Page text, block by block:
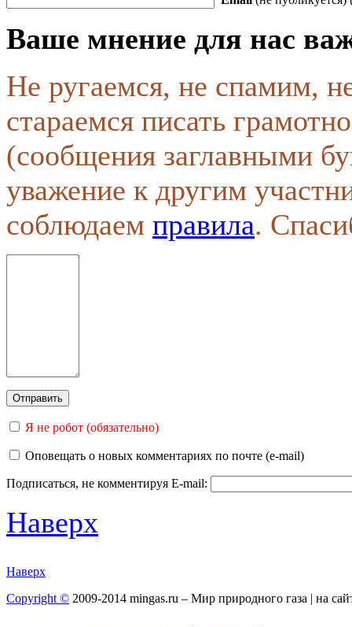
Ваше мнение для нас
Не ругаемся, не спамим,
стараемся писать
(сообщения заглавными
уважение к другим
соблюдаем правила.
Я не робот (обязательно)
Оповещать о новых комментариях по почте (e-mail)
Подписаться, не комментируя E-mail:
Наверх
Наверх
Copyright © 2009-2014 mingas.ru – Мир природного газа | на